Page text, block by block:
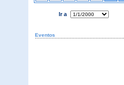
Ir a
Eventos